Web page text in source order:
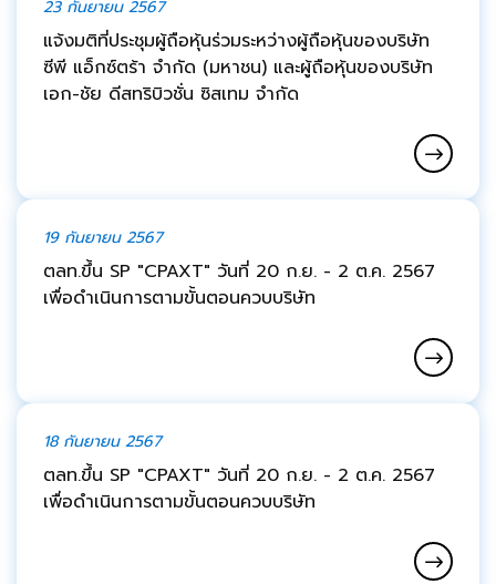
23 กันยายน 2567
แจ้งมติที่ประชุมผู้ถือหุ้นร่วมระหว่างผู้ถือหุ้นของบริษัท
ซีพี แอ็กซ์ตร้า จำกัด (มหาชน) และผู้ถือหุ้นของบริษัท
เอก-ชัย ดีสทริบิวชั่น ซิสเทม จำกัด
19 กันยายน 2567
ตลท.ขึ้น SP "CPAXT" วันที่ 20 ก.ย. - 2 ต.ค. 2567
เพื่อดำเนินการตามขั้นตอนควบบริษัท
18 กันยายน 2567
ตลท.ขึ้น SP "CPAXT" วันที่ 20 ก.ย. - 2 ต.ค. 2567
เพื่อดำเนินการตามขั้นตอนควบบริษัท